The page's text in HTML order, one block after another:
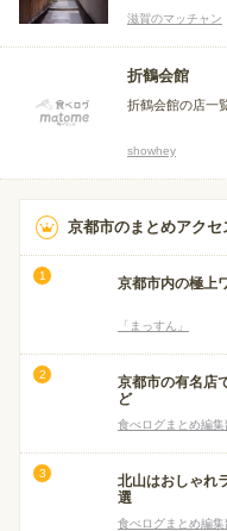
す。そんな慌た
ムを、コンビニ
毎日頑張ってい
んか？
滋賀のマッチャン
折鶴会館
折鶴会館の店一
showhey
京都市のまとめアク
京都市内の極上
「まっすん」
京都市の有名店
ど
食べログまとめ編集
北山はおしゃれ
選
食べログまとめ編集